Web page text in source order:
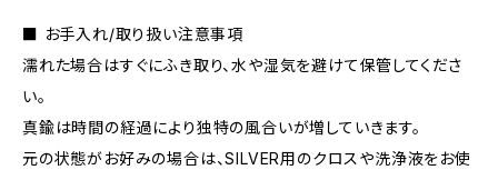
■ お手入れ/取り扱い注意事項
濡れた場合はすぐにふき取り、水や湿気を避けて保管してくださ
い。
真鍮は時間の経過により独特の風合いが増していきます。
元の状態がお好みの場合は、SILVER用のクロスや洗浄液をお使